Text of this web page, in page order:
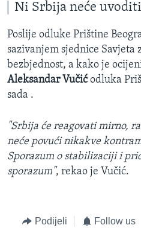
Ni Srbija neće
Poslije odluke Prištine
sazivanjem sjednice Savjeta
bezbjednost, a kako je
Aleksandar Vučićodluka
sada .
"Srbija će reagovati mirno,
neće povući nikakve
Sporazum o stabilizaciji i
sporazum", rekao je Vučić.
Podijeli Follow us